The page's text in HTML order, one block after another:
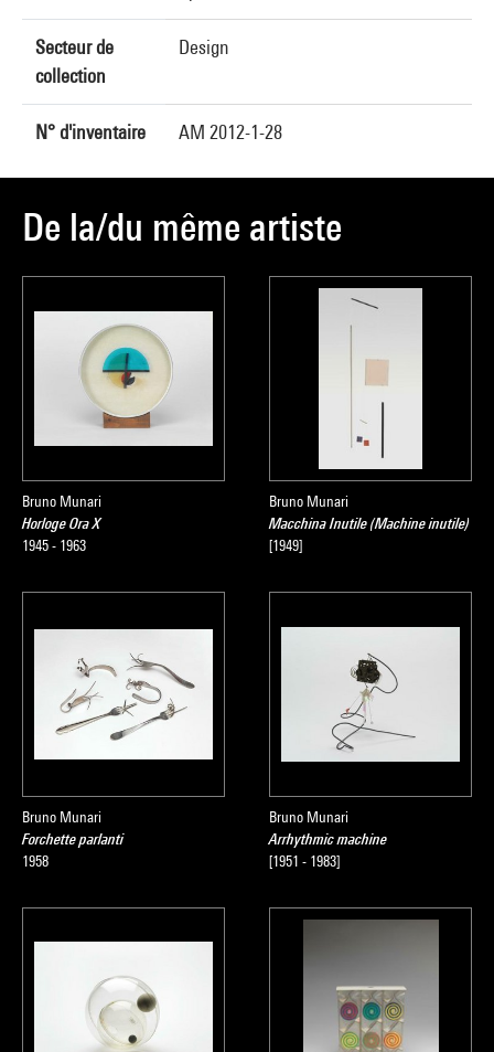
Secteur de
collection
Design
N° d'inventaire AM 2012-1-28
De la/du même artiste
Bruno Munari
Horloge Ora X
1945 - 1963
Bruno Munari
Macchina Inutile (Machine inutile)
[1949]
Bruno Munari
Forchette parlanti
1958
Bruno Munari
Arrhythmic machine
[1951 - 1983]